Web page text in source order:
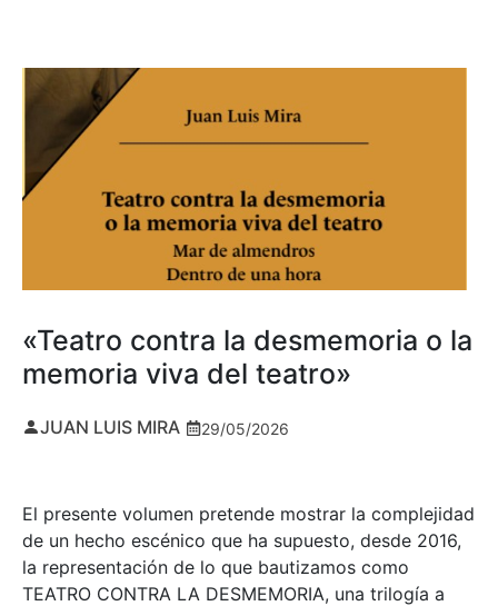
«Teatro contra la desmemoria o la
memoria viva del teatro»
JUAN LUIS MIRA 29/05/2026
El presente volumen pretende mostrar la complejidad
de un hecho escénico que ha supuesto, desde 2016,
la representación de lo que bautizamos como
TEATRO CONTRA LA DESMEMORIA, una trilogía a